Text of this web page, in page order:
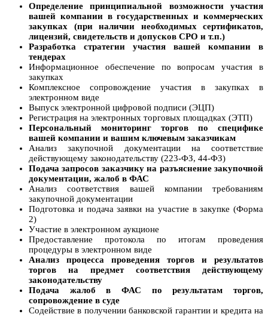
Определение принципиальной возможности участия
вашей компании в государственных и коммерческих
закупках (при наличии необходимых сертификатов,
лицензий, свидетельств и допусков СРО и т.п.)
Разработка стратегии участия вашей компании в
тендерах
Информационное обеспечение по вопросам участия в
закупках
Комплексное сопровождение участия в закупках в
электронном виде
Выпуск электронной цифровой подписи (ЭЦП)
Регистрация на электронных торговых площадках (ЭТП)
Персональный мониторинг торгов по специфике
вашей компании и вашим ключевым заказчикам
Анализ закупочной документации на соответствие
действующему законодательству (223-ФЗ, 44-ФЗ)
Подача запросов заказчику на разъяснение закупочной
документации, жалоб в ФАС
Анализ соответствия вашей компании требованиям
закупочной документации
Подготовка и подача заявки на участие в закупке (Форма
2)
Участие в электронном аукционе
Предоставление протокола по итогам проведения
процедуры в электронном виде
Анализ процесса проведения торгов и результатов
торгов на предмет соответствия действующему
законодательству
Подача жалоб в ФАС по результатам торгов,
сопровождение в суде
Содействие в получении банковской гарантии и кредита на